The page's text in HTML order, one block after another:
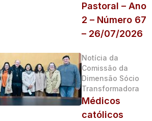
Pastoral – Ano
2 – Número 67
– 26/07/2026
Notícia da
Comissão da
Dimensão Sócio
Transformadora
Médicos
católicos